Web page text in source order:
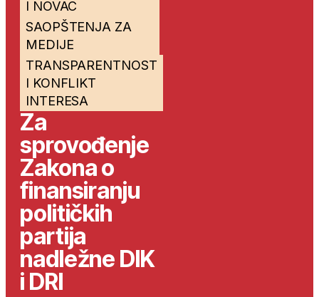
I NOVAC
SAOPŠTENJA ZA
MEDIJE
TRANSPARENTNOST
I KONFLIKT
INTERESA
Za
sprovođenje
Zakona o
finansiranju
političkih
partija
nadležne DIK
i DRI